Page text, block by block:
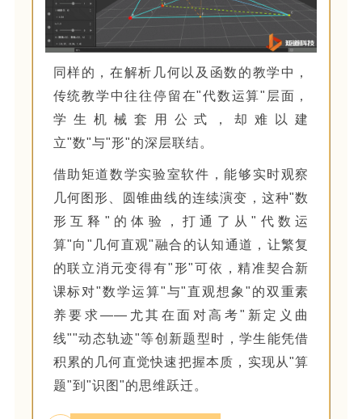
同样的，在解析几何以及函数的教学中，
传统教学中往往停留在"代数运算"层面，
学生机械套用公式，却难以建
立"数"与"形"的深层联结。
借助矩道数学实验室软件，能够实时观察
几何图形、圆锥曲线的连续演变，这种"数
形互释"的体验，打通了从"代数运
算"向"几何直观"融合的认知通道，让繁复
的联立消元变得有"形"可依，精准契合新
课标对"数学运算"与"直观想象"的双重素
养要求——尤其在面对高考"新定义曲
线""动态轨迹"等创新题型时，学生能凭借
积累的几何直觉快速把握本质，实现从"算
题"到"识图"的思维跃迁。